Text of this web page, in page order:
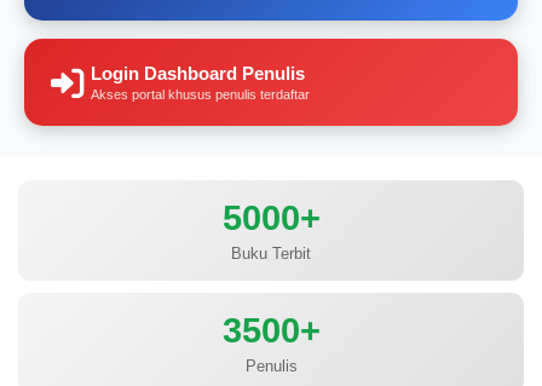
Login Dashboard Penulis
Akses portal khusus penulis terdaftar
5000+
Buku Terbit
3500+
Penulis